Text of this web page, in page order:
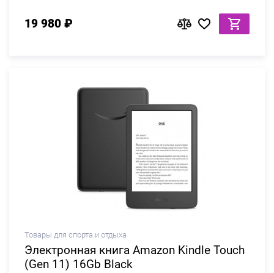
19 980 ₽
Товары для спорта и отдыха
Электронная книга Amazon Kindle Touch
(Gen 11) 16Gb Black